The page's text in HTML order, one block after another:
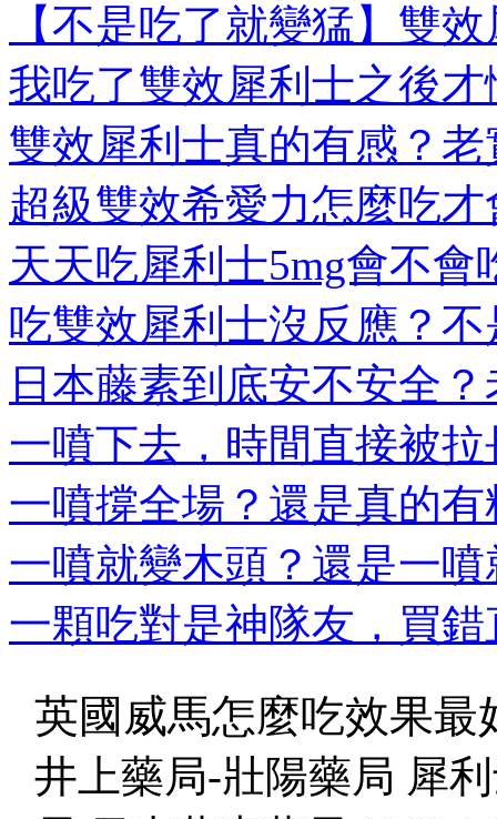
【不是吃了就變猛】雙
我吃了雙效犀利士之後
雙效犀利士真的有感？
超級雙效希愛力怎麼吃
天天吃犀利士5mg會不會
吃雙效犀利士沒反應？
日本藤素到底安不安全
一噴下去，時間直接被
一噴撐全場？還是真的
一噴就變木頭？還是一
一顆吃對是神隊友，買
英國威馬怎麼吃效果
井上藥局-壯陽藥局 犀